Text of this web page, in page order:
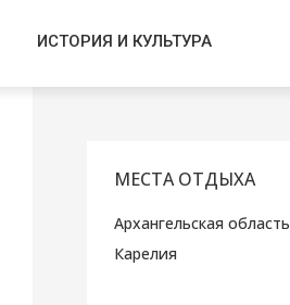
ИСТОРИЯ И КУЛЬТУРА
МЕСТА ОТДЫХА
Архангельская область
Карелия